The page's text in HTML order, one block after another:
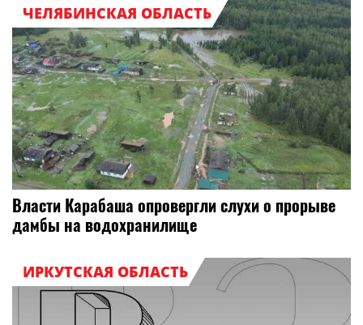
ЧЕЛЯБИНСКАЯ ОБЛАСТЬ
Власти Карабаша опровергли слухи о прорыве
дамбы на водохранилище
ИРКУТСКАЯ ОБЛАСТЬ